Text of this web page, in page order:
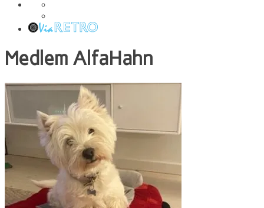
Medlem AlfaHahn